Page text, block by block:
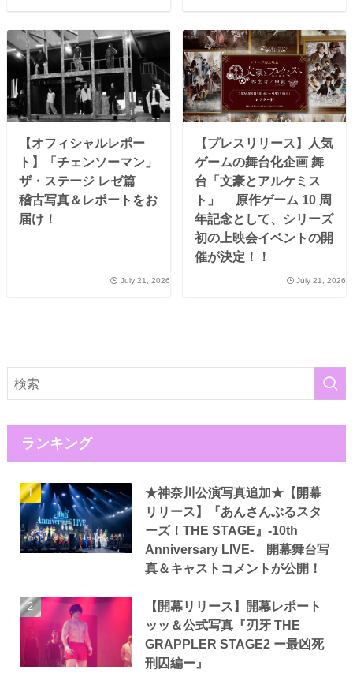
【オフィシャルレポー
ト】「チェンソーマン」
ザ・ステージ レゼ篇
稽古写真＆レポートをお
届け！
July 21, 2026
【プレスリリース】人気
ゲームの舞台化企画 舞
台「文豪とアルケミス
ト」 原作ゲーム 10 周
年記念として、シリーズ
初の上映会イベントの開
催が決定！！
July 21, 2026
ランキング
★神奈川公演写真追加★【開幕
リリース】『あんさんぶるスタ
ーズ！THE STAGE』-10th
Anniversary LIVE- 開幕舞台写
真＆キャストコメントが公開！
【開幕リリース】開幕レポート
ッッ＆公式写真『刃牙 THE
GRAPPLER STAGE2 ー最凶死
刑囚編ー』